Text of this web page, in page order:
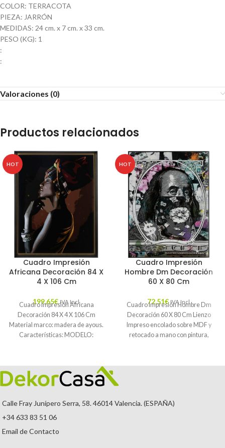
COLOR: TERRACOTA
PIEZA: JARRÓN
MEDIDAS: 24 cm. x 7 cm. x 33 cm.
PESO (KG): 1
:
:
Valoraciones (0)
Productos relacionados
HOT
Cuadro Impresión
Africana Decoración 84 X
4 X 106 Cm
199,65€ IVA Incl.
Cuadro Impresión Africana
Decoración 84 X 4 X 106 Cm
Material marco: madera de ayous.
Características: MODELO:
HOT
Cuadro Impresión
Hombre Dm Decoración
60 X 80 Cm
72,51€ IVA Incl.
Cuadro Impresión Hombre Dm
Decoración 60 X 80 Cm Lienzo
Impreso encolado sobre MDF y
retocado a mano con pintura,
Calle Fray Junípero Serra, 58. 46014 Valencia. (ESPAÑA)
+34 633 83 51 06
Email de Contacto